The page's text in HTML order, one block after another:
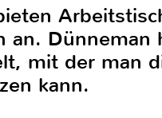
an.
mit der man
kann.